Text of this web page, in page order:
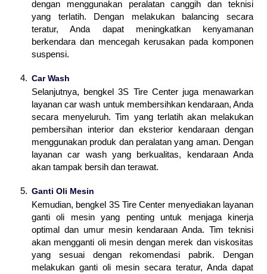
dengan menggunakan peralatan canggih dan teknisi
yang terlatih. Dengan melakukan balancing secara
teratur, Anda dapat meningkatkan kenyamanan
berkendara dan mencegah kerusakan pada komponen
suspensi.
Car Wash
Selanjutnya, bengkel 3S Tire Center juga menawarkan
layanan car wash untuk membersihkan kendaraan, Anda
secara menyeluruh. Tim yang terlatih akan melakukan
pembersihan interior dan eksterior kendaraan dengan
menggunakan produk dan peralatan yang aman. Dengan
layanan car wash yang berkualitas, kendaraan Anda
akan tampak bersih dan terawat.
Ganti Oli Mesin
Kemudian, bengkel 3S Tire Center menyediakan layanan
ganti oli mesin yang penting untuk menjaga kinerja
optimal dan umur mesin kendaraan Anda. Tim teknisi
akan mengganti oli mesin dengan merek dan viskositas
yang sesuai dengan rekomendasi pabrik. Dengan
melakukan ganti oli mesin secara teratur, Anda dapat